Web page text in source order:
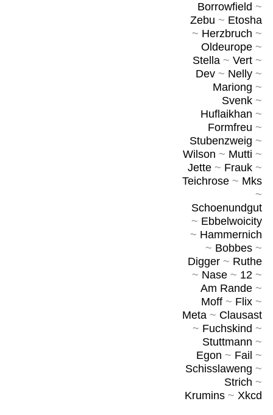
Borrowfield ~
Zebu ~ Etosha
~ Herzbruch ~
Oldeurope~
Stella~ Vert~
Dev~ Nelly~
Mariong ~
Svenk~
Huflaikhan ~
Formfreu ~
Stubenzweig ~
Wilson ~ Mutti ~
Jette~ Frauk~
Teichrose~ Mks
~
Schoenundgut
~ Ebbelwoicity
~ Hammernich
~ Bobbes~
Digger~ Ruthe
~ Nase~ 12~
Am Rande~
Moff~ Flix~
Meta~ Clausast
~ Fuchskind ~
Stuttmann ~
Egon ~ Fail ~
Schisslaweng ~
Strich ~
Krumins~ Xkcd